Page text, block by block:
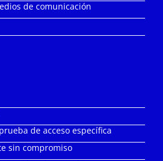
de comunicación
de acceso específica
sin compromiso